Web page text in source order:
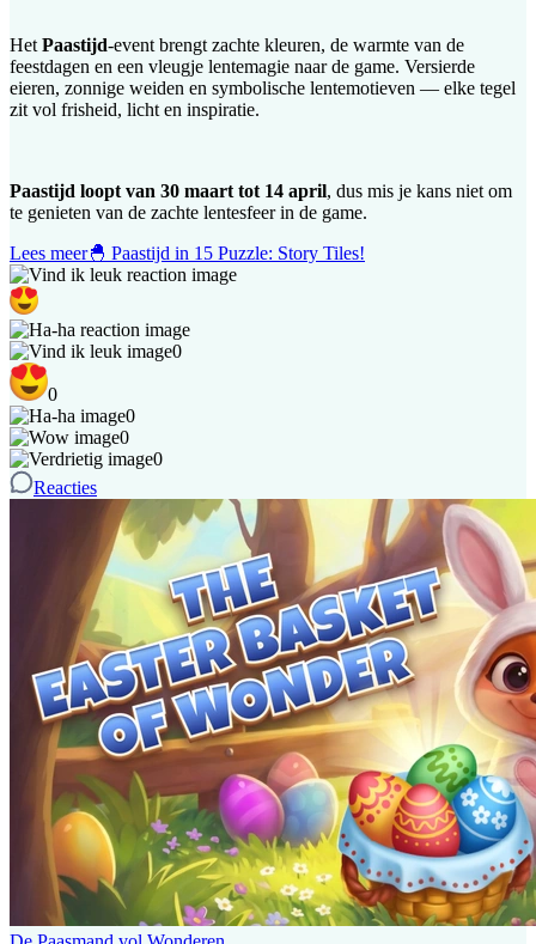
Het Paastijd-event brengt zachte kleuren, de warmte van de
feestdagen en een vleugje lentemagie naar de game. Versierde
eieren, zonnige weiden en symbolische lentemotieven — elke tegel
zit vol frisheid, licht en inspiratie.
Paastijd loopt van 30 maart tot 14 april, dus mis je kans niet om
te genieten van de zachte lentesfeer in de game.
Lees meer🐣 Paastijd in 15 Puzzle: Story Tiles!
0
0
0
0
0
Reacties